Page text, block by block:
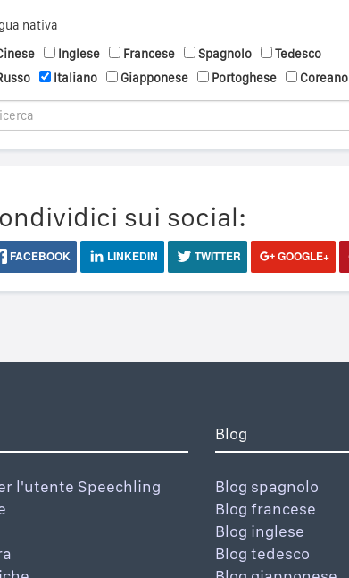
nativa
Inglese Francese Spagnolo
Tedesco
Italiano Giapponese Portoghese Coreano
sui social:
FACEBOOK LINKEDIN TWITTER GOOGLE+
l'utente Speechling
Blog
Blog spagnolo
Blog francese
Blog inglese
Blog tedesco